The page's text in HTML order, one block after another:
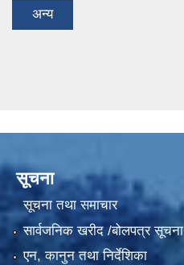
अन्य
सूचना
सूचना तथा समाचार
सार्वजनिक खरीद /बोलपत्र सूचना
एन, कानुन तथा निर्देशिका